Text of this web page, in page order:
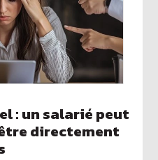
: un salarié peut
directement